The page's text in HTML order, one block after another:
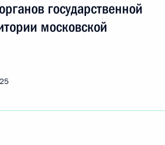
государственной
московской